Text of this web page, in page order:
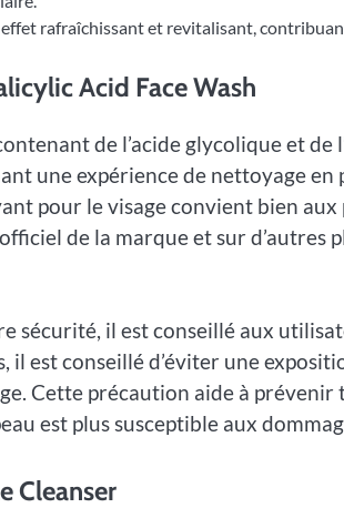
rafraîchissant et revitalisant,
Acid Face Wash
de l’acide glycolique et de
une expérience de nettoyage en
pour le visage convient bien aux
de la marque et sur d’autres
sécurité, il est conseillé aux
il est conseillé d’éviter une
Cette précaution aide à
est plus susceptible aux
Cleanser